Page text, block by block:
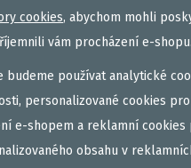
cookies, abychom mohli
vám procházení e-shopu.
budeme používat analytické
personalizované cookies
e-shopem a reklamní cookies
obsahu v